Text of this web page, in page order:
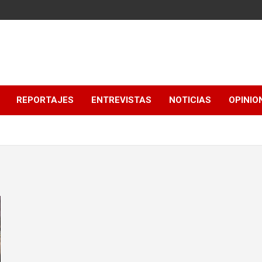
REPORTAJES ENTREVISTAS NOTICIAS